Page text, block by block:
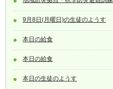
9月8日(月曜日)の生徒のようす
本日の給食
本日の給食
本日の生徒のようす